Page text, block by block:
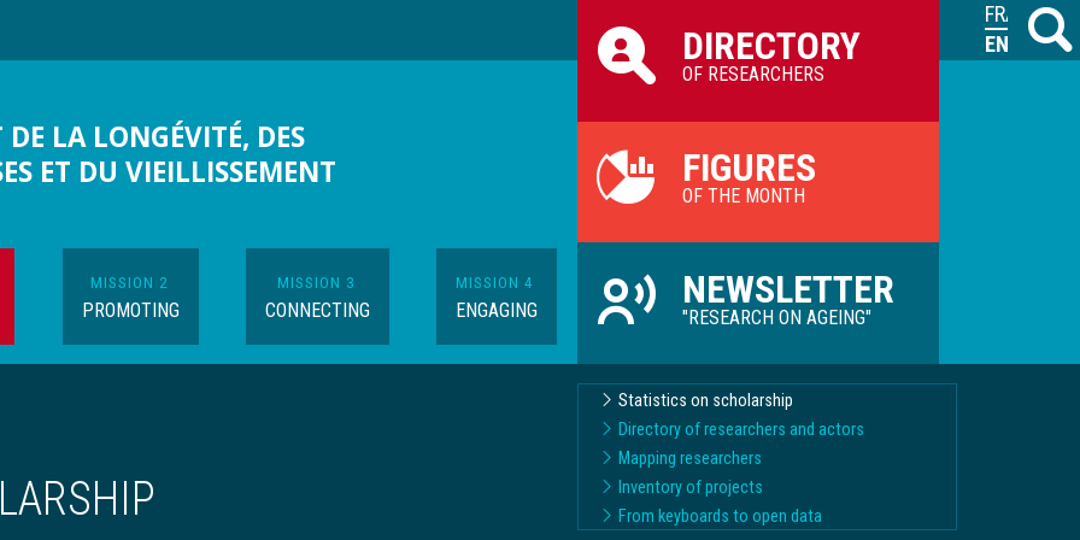
Search
M
LA LONGÉVITÉ, DES
ET DU VIEILLISSEMENT
MISSION 2
PROMOTING
MISSION 3
CONNECTING
MISSION 4
ENGAGING
ILVV
DIRECTORY
OF RESEARCHERS
FIGURES
OF THE MONTH
NEWSLETTER
"RESEARCH ON AGEING"
Statistics on scholarship
Directory of researchers and actors
Mapping researchers
Inventory of projects
From keyboards to open data
FRANÇAIS
ENGLISH